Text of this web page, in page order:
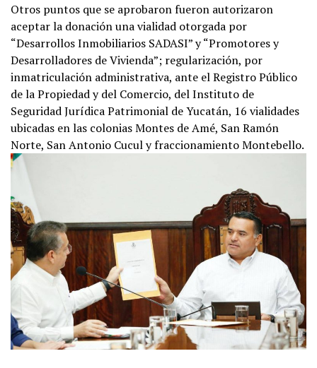
Otros puntos que se aprobaron fueron autorizaron
aceptar la donación una vialidad otorgada por
“Desarrollos Inmobiliarios SADASI” y “Promotores y
Desarrolladores de Vivienda”; regularización, por
inmatriculación administrativa, ante el Registro Público
de la Propiedad y del Comercio, del Instituto de
Seguridad Jurídica Patrimonial de Yucatán, 16 vialidades
ubicadas en las colonias Montes de Amé, San Ramón
Norte, San Antonio Cucul y fraccionamiento Montebello.